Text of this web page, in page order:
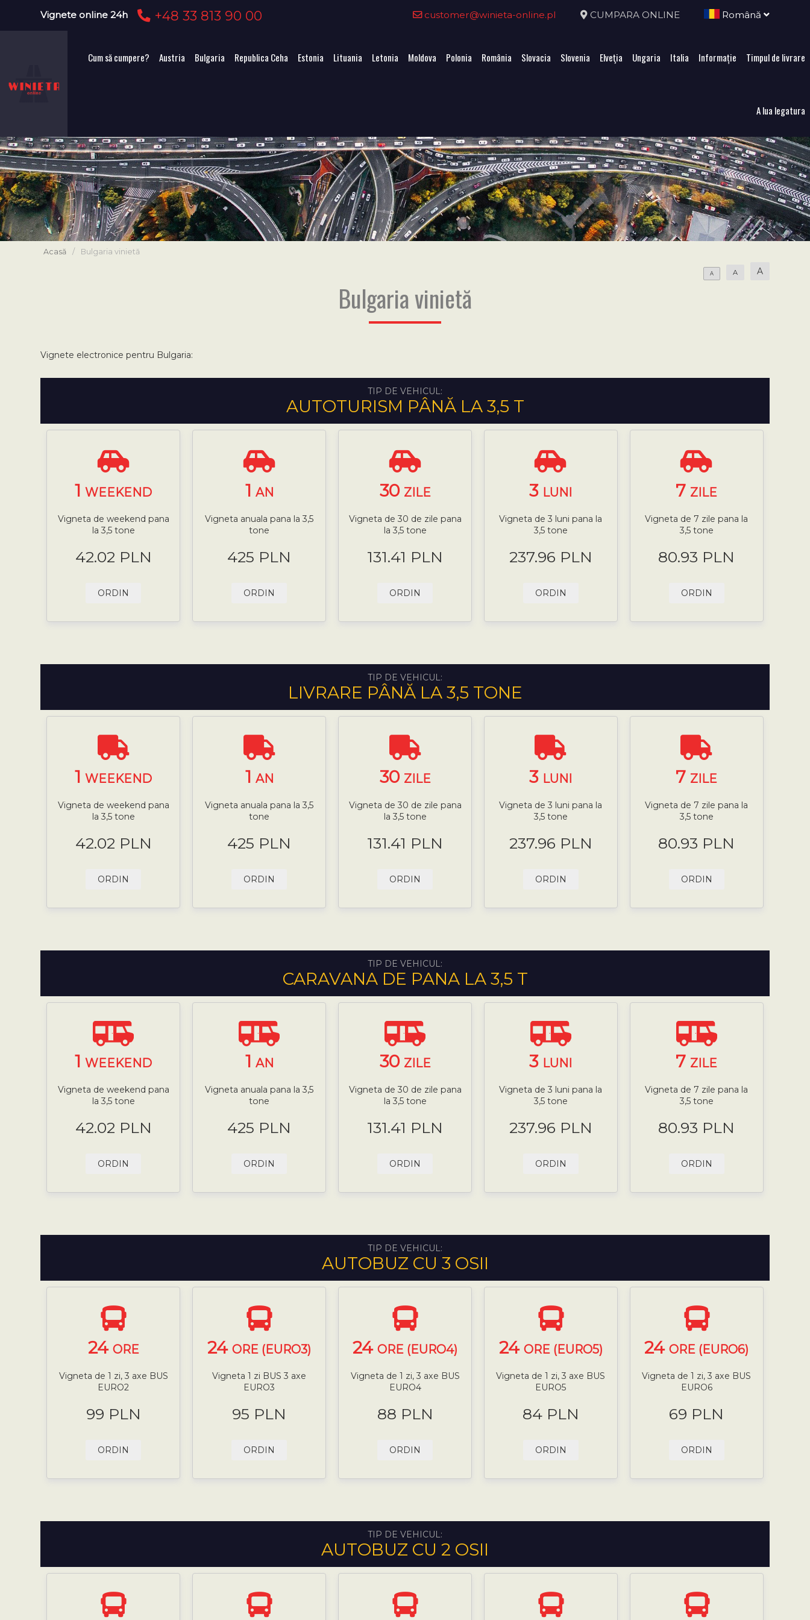
Vignete online 24h +48 33 813 90 00 customer@winieta-online.pl CUMPARA ONLINE Română
Cum să cumpere? Austria Bulgaria Republica Ceha Estonia Lituania Letonia Moldova Polonia România Slovacia Slovenia Elveţia Ungaria Italia Informație Timpul de livrare
A lua legatura
Acasă / Bulgaria vinietă
A A A
Bulgaria vinietă
Vignete electronice pentru Bulgaria:
TIP DE VEHICUL:
AUTOTURISM PÂNĂ LA 3,5 T
1WEEKEND
Vigneta de weekend pana
la 3,5 tone
42.02 PLN
ORDIN
1 AN
Vigneta anuala pana la 3,5
tone
425 PLN
ORDIN
30 ZILE
Vigneta de 30 de zile pana
la 3,5 tone
131.41 PLN
ORDIN
3 LUNI
Vigneta de 3 luni pana la
3,5 tone
237.96 PLN
ORDIN
7 ZILE
Vigneta de 7 zile pana la
3,5 tone
80.93 PLN
ORDIN
TIP DE VEHICUL:
LIVRARE PÂNĂ LA 3,5 TONE
1WEEKEND
Vigneta de weekend pana
la 3,5 tone
42.02 PLN
ORDIN
1 AN
Vigneta anuala pana la 3,5
tone
425 PLN
ORDIN
30 ZILE
Vigneta de 30 de zile pana
la 3,5 tone
131.41 PLN
ORDIN
3 LUNI
Vigneta de 3 luni pana la
3,5 tone
237.96 PLN
ORDIN
7 ZILE
Vigneta de 7 zile pana la
3,5 tone
80.93 PLN
ORDIN
TIP DE VEHICUL:
CARAVANA DE PANA LA 3,5 T
1WEEKEND
Vigneta de weekend pana
la 3,5 tone
42.02 PLN
ORDIN
1 AN
Vigneta anuala pana la 3,5
tone
425 PLN
ORDIN
30 ZILE
Vigneta de 30 de zile pana
la 3,5 tone
131.41 PLN
ORDIN
3 LUNI
Vigneta de 3 luni pana la
3,5 tone
237.96 PLN
ORDIN
7 ZILE
Vigneta de 7 zile pana la
3,5 tone
80.93 PLN
ORDIN
TIP DE VEHICUL:
AUTOBUZ CU 3 OSII
24 ORE
Vigneta de 1 zi, 3 axe BUS
EURO2
99 PLN
ORDIN
24ORE (EURO3)
Vigneta 1 zi BUS 3 axe
EURO3
95 PLN
ORDIN
24 ORE (EURO4)
Vigneta de 1 zi, 3 axe BUS
EURO4
88 PLN
ORDIN
24 ORE (EURO5)
Vigneta de 1 zi, 3 axe BUS
EURO5
84 PLN
ORDIN
24ORE (EURO6)
Vigneta de 1 zi, 3 axe BUS
EURO6
69 PLN
ORDIN
TIP DE VEHICUL:
AUTOBUZ CU 2 OSII